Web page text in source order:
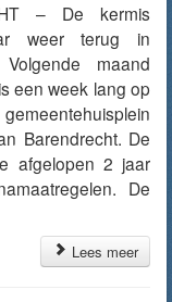
– De kermis
weer terug in
Volgende maand
een week lang op
Barendrecht. De
afgelopen 2 jaar
De
Lees meer